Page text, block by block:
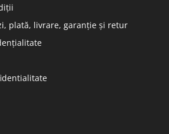
plată, livrare, garanție și retur